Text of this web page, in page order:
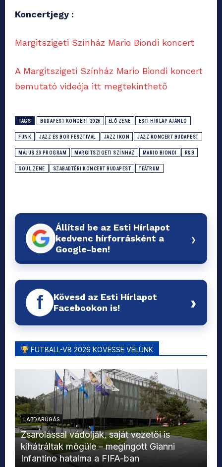
Koncertjegy :
Margitszigeti Színház Mario Biondi koncert
A Margitszigeti Színház Mario Biondi koncert
bemutató videója itt megtekinthető
TAGS BUDAPEST KONCERT 2026 ÉLŐ ZENE ESTI HÍRLAP AJÁNLÓ
FUNK JAZZ ÉS BOR FESZTIVÁL JAZZ IKON JAZZ KONCERT BUDAPEST
MÁJUS 23 PROGRAM MARGITSZIGETI SZÍNHÁZ MARIO BIONDI R&B
SOUL ZENE SZABADTÉRI KONCERT BUDAPEST TEÁTRUM
Állítsd be az Esti Hírlapot
kedvenc hírforrásként a
Google-ben!
›
f
Kövesd az Esti Hírlapot
Facebookon is!
›
FUTBALL-VB 2026 KÖVESSE VELÜNK
LABDARÚGÁS
Zsarolással vádolják, saját vezetői is
kihátráltak mögüle – megingott Gianni
Infantino hatalma a FIFA-ban